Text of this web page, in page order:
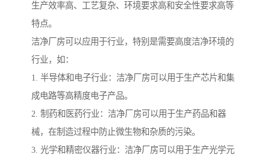
生产效率高、工艺复杂、环境要求高和安全性要求高等
特点。
洁净厂房可以应用于行业，特别是需要高度洁净环境的
行业，如：
1. 半导体和电子行业：洁净厂房可以用于生产芯片和集
成电路等高精度电子产品。
2. 制药和医药行业：洁净厂房可以用于生产药品和器
械，在制造过程中防止微生物和杂质的污染。
3. 光学和精密仪器行业：洁净厂房可以用于生产光学元